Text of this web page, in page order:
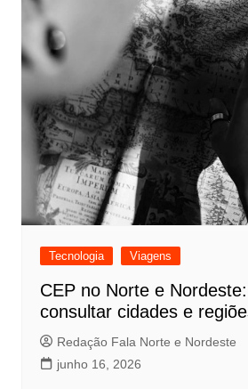
Tecnologia Viagens
CEP no Norte e
consultar cidades e
Redação Fala Norte e Nordeste
junho 16, 2026